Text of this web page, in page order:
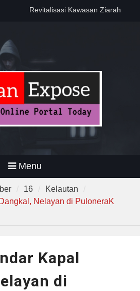
Menjaga Nilai Sejarah
Menu
16
Kelautan
Nelayan di PuloneraK
Kapal
di